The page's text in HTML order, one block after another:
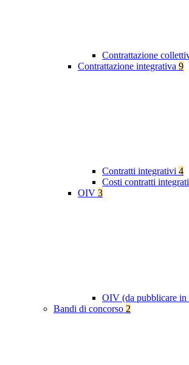
Contrattazione
Contrattazione integrativa 9
Contratti integrativi 4
Costi contratti
OIV 3
OIV (da pubblicare in
Bandi di concorso 2